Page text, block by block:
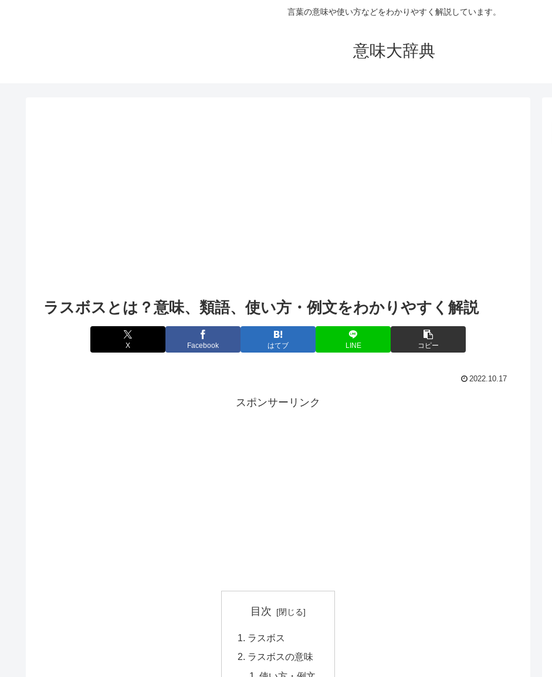
言葉の意味や使い方などをわかりやすく解説しています。
意味大辞典
ラスボスとは？意味、類語、使い方・例文をわかりやすく解説
X Facebook はてブ LINE コピー
2022.10.17
スポンサーリンク
目次
ラスボス
ラスボスの意味